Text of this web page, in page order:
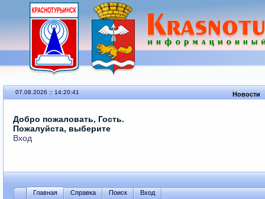
07.08.2026 :: 14:20:41 Новости
Добро пожаловать, Гость.
Пожалуйста, выберите
Вход
Главная Справка Поиск Вход